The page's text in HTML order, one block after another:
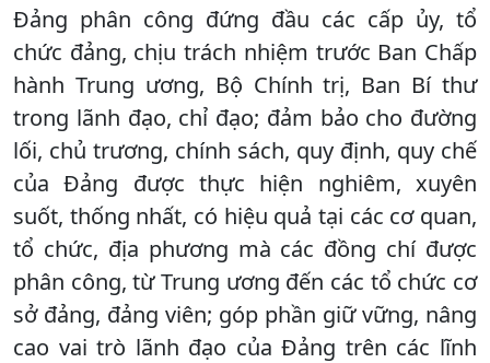
Đảng phân công đứng đầu các cấp ủy, tổ
chức đảng, chịu trách nhiệm trước Ban Chấp
hành Trung ương, Bộ Chính trị, Ban Bí thư
trong lãnh đạo, chỉ đạo; đảm bảo cho đường
lối, chủ trương, chính sách, quy định, quy chế
của Đảng được thực hiện nghiêm, xuyên
suốt, thống nhất, có hiệu quả tại các cơ quan,
tổ chức, địa phương mà các đồng chí được
phân công, từ Trung ương đến các tổ chức cơ
sở đảng, đảng viên; góp phần giữ vững, nâng
cao vai trò lãnh đạo của Đảng trên các lĩnh